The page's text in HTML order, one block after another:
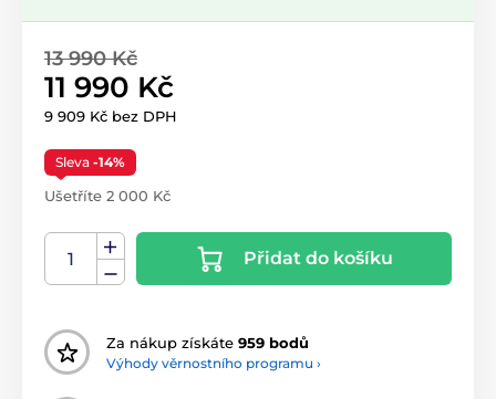
13 990 Kč
11 990 Kč
9 909 Kč bez DPH
Sleva -14%
Ušetříte 2 000 Kč
Přidat do košíku
Za nákup získáte 959 bodů
Výhody věrnostního programu ›